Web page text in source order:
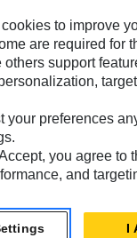
All Rights
to improve
are required for
support
your preferences
you agree to
and
I